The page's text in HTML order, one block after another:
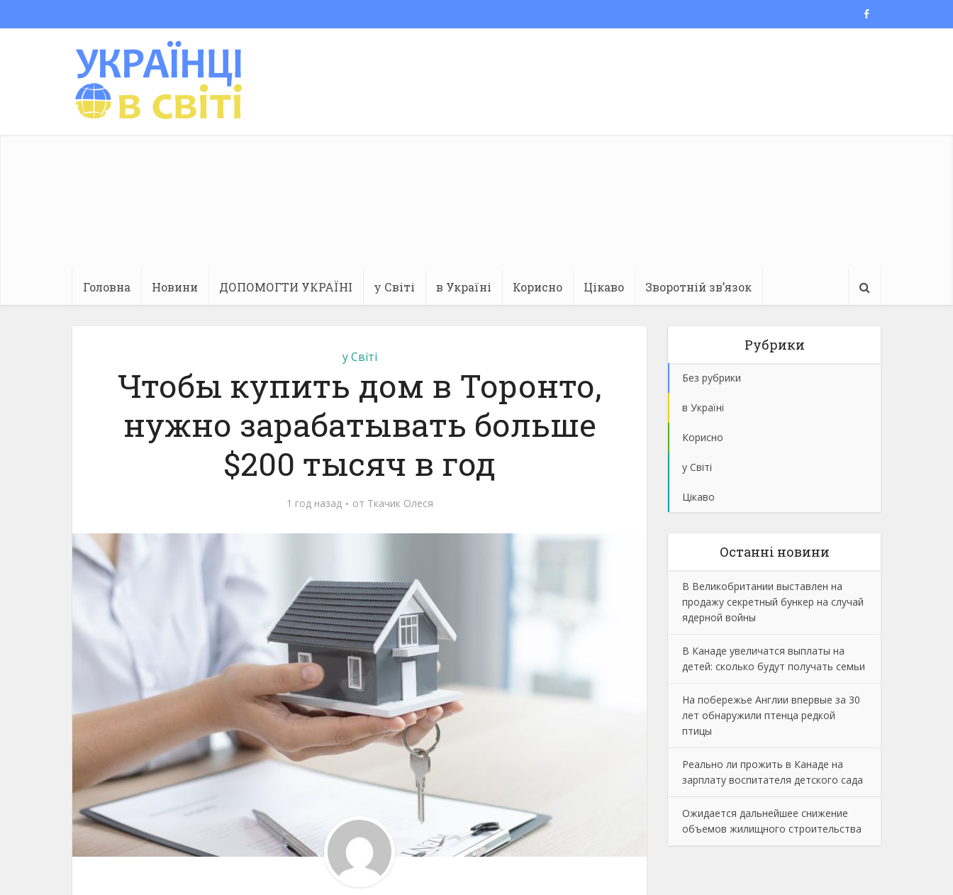
Головна Новини ДОПОМОГТИ УКРАЇНІ у Світі в Україні Корисно Цікаво Зворотній зв’язок
у Світі
Чтобы купить дом в Торонто,
нужно зарабатывать больше
$200 тысяч в год
1 год назад от Ткачик Олеся
Рубрики
Без рубрики
в Україні
Корисно
у Світі
Цікаво
Останнi новини
В Великобритании выставлен на
продажу секретный бункер на случай
ядерной войны
В Канаде увеличатся выплаты на
детей: сколько будут получать семьи
На побережье Англии впервые за 30
лет обнаружили птенца редкой
птицы
Реально ли прожить в Канаде на
зарплату воспитателя детского сада
Ожидается дальнейшее снижение
объемов жилищного строительства